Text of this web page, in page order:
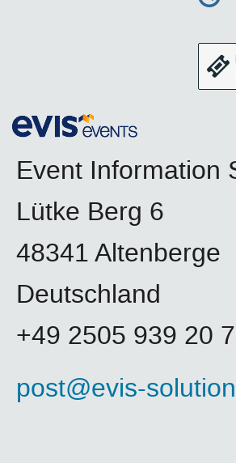
Event Information
Lütke Berg 6
48341 Altenberge
Deutschland
+49 2505 939 20
post@evis-